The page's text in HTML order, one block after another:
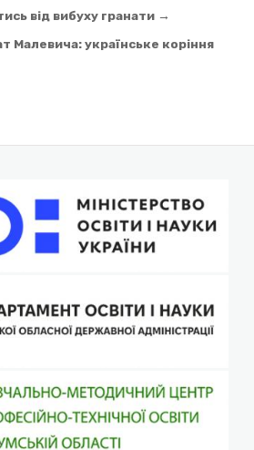
від вибуху гранати →
Малевича: українське коріння